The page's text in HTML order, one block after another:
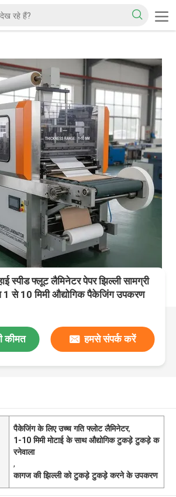
स्पीड फ्लूट लैमिनेटर पेपर झिल्ली सामग्री
1 से 10 मिमी औद्योगिक पैकेजिंग उपकरण
कीमत हमसे संपर्क करें
पैकेजिंग के लिए उच्च गति फ्लोट लैमिनेटर,
1-10 मिमी मोटाई के साथ औद्योगिक टुकड़े टुकड़े क
रनेवाला
,
कागज की झिल्ली को टुकड़े टुकड़े करने के उपकरण